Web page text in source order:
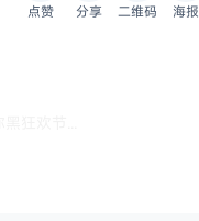
点赞 分享 二维码 海报